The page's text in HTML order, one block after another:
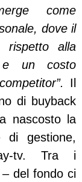
come
dove il
rispetto alla
e un costo
. Il
di buyback
nascosto la
di gestione,
tv. Tra i
del fondo ci